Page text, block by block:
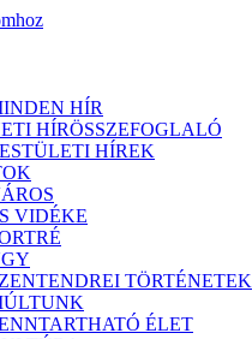
HÍR
HÍRÖSSZEFOGLALÓ
HÍREK
VIDÉKE
TÖRTÉNETEK
ÉLET